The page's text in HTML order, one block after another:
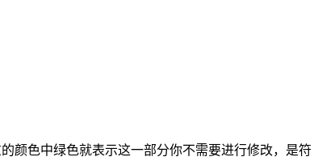
颜色中绿色就表示这一部分你不需要进行修改，是符